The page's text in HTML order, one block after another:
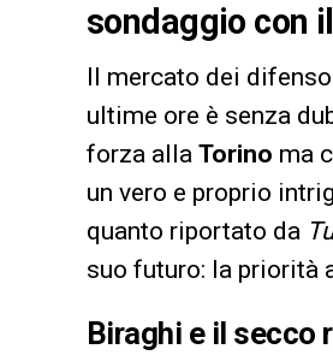
sondaggio con
Il mercato dei
ultime ore è senza
forza alla Torino ma
un vero e proprio
quanto riportato da
suo futuro: la priorità
Biraghi e il secco